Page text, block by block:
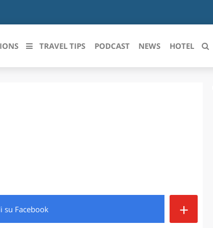
ROMAGNA PIEMONTE
TRAVEL TIPS PODCAST NEWS HOTEL
su Facebook +